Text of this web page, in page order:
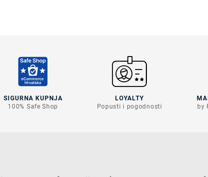
SIGURNA KUPNJA
100% Safe Shop
LOYALTY
Popusti i pogodnosti
by